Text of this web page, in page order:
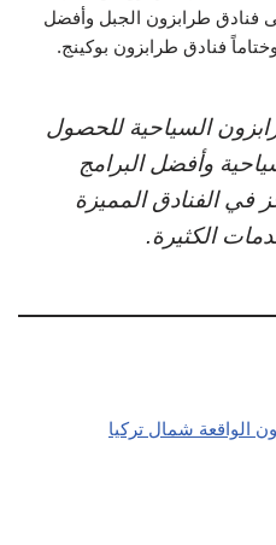
فنادق طرابزون الجبل وأفضل
فنادق طرابزون بوكينج.
السياحية للحصول
وأفضل البرامج
في الفنادق المميزة
الكثيرة.
الواقعة شمال تركيا